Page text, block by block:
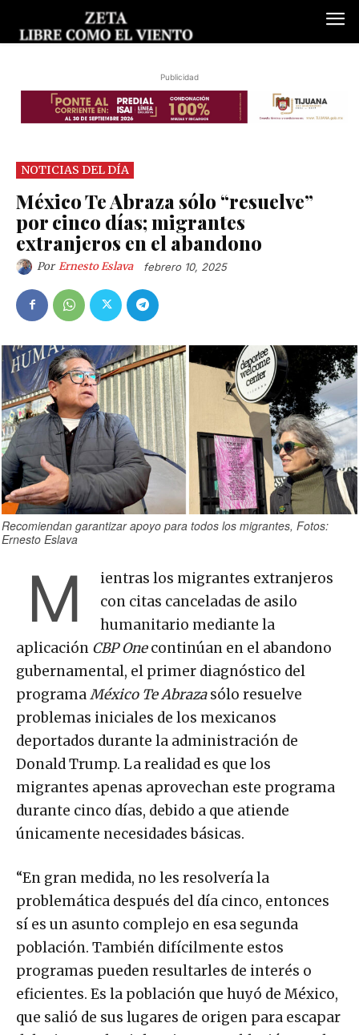
Publicidad
NOTICIAS DEL DÍA
México Te Abraza sólo “resuelve”
por cinco días; migrantes
extranjeros en el abandono
Por Ernesto Eslava febrero 10, 2025
Recomiendan garantizar apoyo para todos los migrantes, Fotos:
Ernesto Eslava
M
ientras los migrantes extranjeros
con citas canceladas de asilo
humanitario mediante la
aplicación CBP Onecontinúan en el abandono
gubernamental, el primer diagnóstico del
programaMéxico Te Abraza sólo resuelve
problemas iniciales de los mexicanos
deportados durante la administración de
Donald Trump. La realidad es que los
migrantes apenas aprovechan este programa
durante cinco días, debido a que atiende
únicamente necesidades básicas.
“En gran medida, no les resolvería la
problemática después del día cinco, entonces
sí es un asunto complejo en esa segunda
población. También difícilmente estos
programas pueden resultarles de interés o
eficientes. Es la población que huyó de México,
que salió de sus lugares de origen para escapar